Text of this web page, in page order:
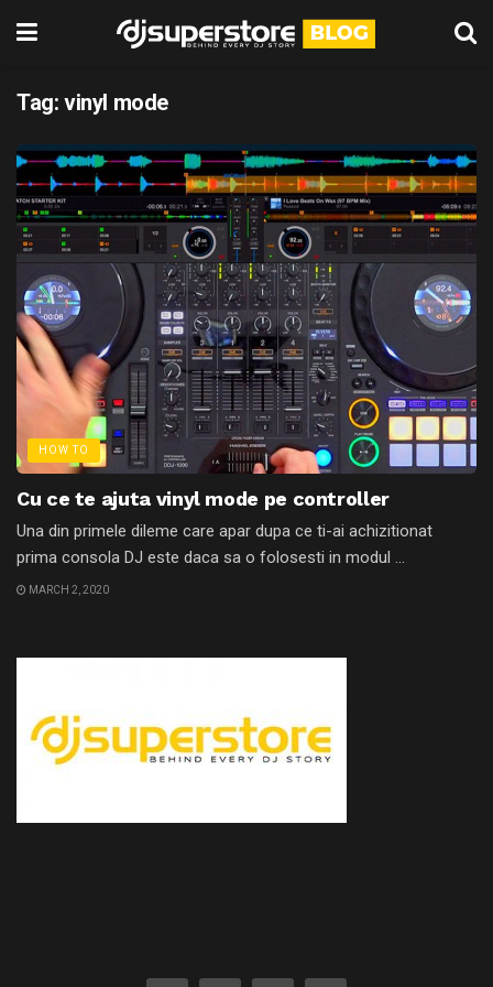
Tag: vinyl mode
HOW TO
Cu ce te ajuta vinyl mode pe controller
Una din primele dileme care apar dupa ce ti-ai achizitionat
prima consola DJ este daca sa o folosesti in modul ...
MARCH 2, 2020